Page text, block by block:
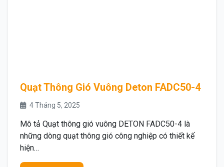
Quạt Thông Gió Vuông Deton FADC50-4
4 Tháng 5, 2025
Mô tả Quạt thông gió vuông DETON FADC50-4 là
những dòng quạt thông gió công nghiệp có thiết kế
hiện…